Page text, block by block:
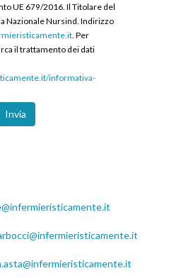
UE 679/2016. Il Titolare del
Nazionale Nursind. Indirizzo
. Per
il trattamento dei dati
informativa-
Invia